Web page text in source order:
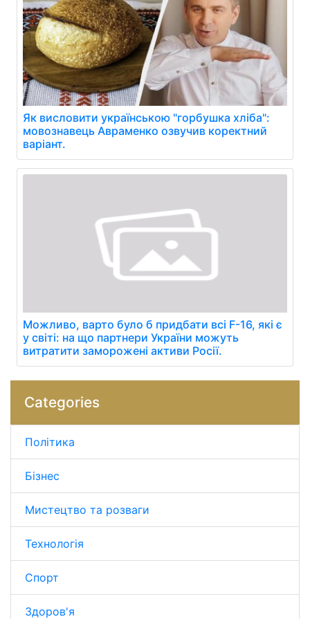
Як висловити українською "горбушка хліба":
мовознавець Авраменко озвучив коректний
варіант.
Можливо, варто було б придбати всі F-16, які є
у світі: на що партнери України можуть
витратити заморожені активи Росії.
Categories
Політика
Бізнес
Мистецтво та розваги
Технологія
Спорт
Здоров'я